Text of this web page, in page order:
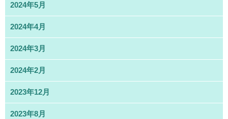
2024年5月
2024年4月
2024年3月
2024年2月
2023年12月
2023年8月